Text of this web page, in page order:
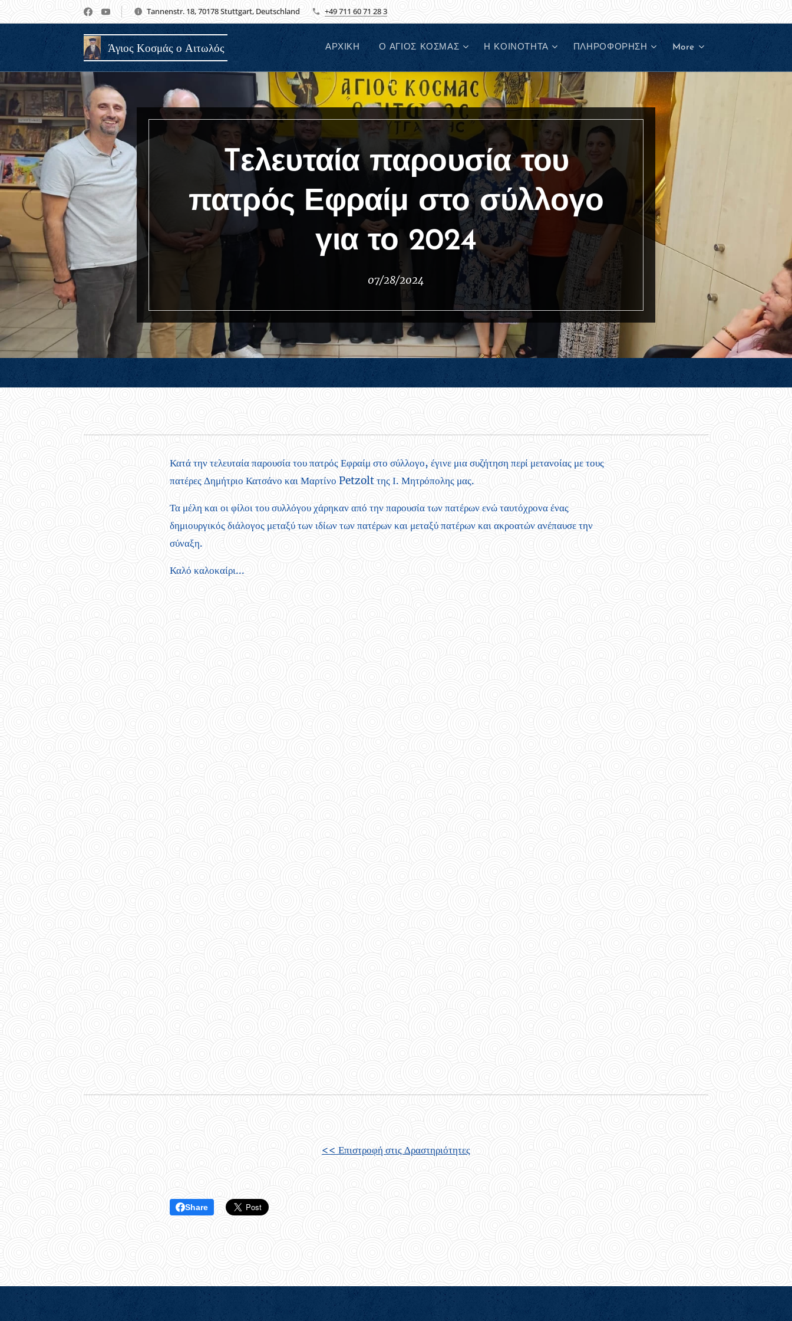
Tannenstr. 18, 70178 Stuttgart, Deutschland +49 711 60 71 28 3
Άγιος Κοσμάς ο Αιτωλός ΑΡΧΙΚΗ Ο ΑΓΙΟΣ ΚΟΣΜΑΣ Η ΚΟΙΝΟΤΗΤΑ ΠΛΗΡΟΦΟΡΗΣΗ More
Tελευταία παρουσία του
πατρός Εφραίμ στο σύλλογο
για το 2024
07/28/2024
Κατά την τελευταία παρουσία του πατρός Εφραίμ στο σύλλογο, έγινε μια συζήτηση περί μετανοίας με τους
πατέρες Δημήτριο Κατσάνο και Μαρτίνο Petzolt της Ι. Μητρόπολης μας.
Τα μέλη και οι φίλοι του συλλόγου χάρηκαν από την παρουσία των πατέρων ενώ ταυτόχρονα ένας
δημιουργικός διάλογος μεταξύ των ιδίων των πατέρων και μεταξύ πατέρων και ακροατών ανέπαυσε την
σύναξη.
Καλό καλοκαίρι...
<< Επιστροφή στιςΔραστηριότητες
Share